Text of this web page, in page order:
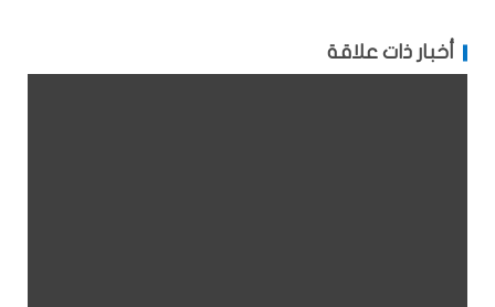
أخبار ذات علاقة